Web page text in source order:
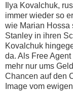
Ilya Kovalchuk,
immer wieder so
wie Marian Hossa
Stanley in ihren
Kovalchuk
da. Als Free
mehr nur ums
Chancen auf den
Image vom